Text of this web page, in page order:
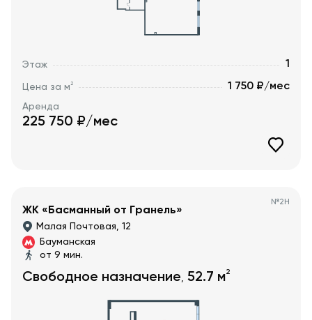
Этаж 1
Цена за м2 1 750 ₽/мес
Аренда
225 750 ₽/мес
№2Н
ЖК «Басманный от Гранель»
Малая Почтовая, 12
Бауманская
от 9 мин.
Свободное назначение, 52.7 м2